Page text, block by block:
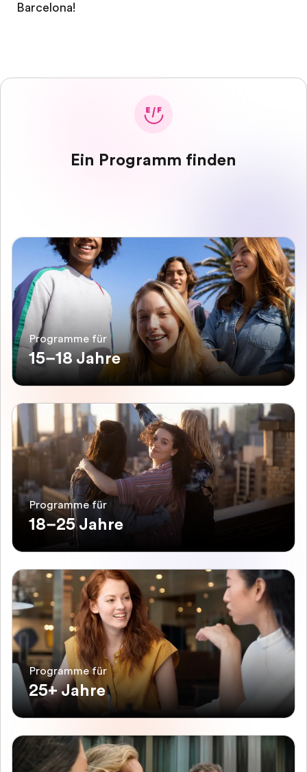
Barcelona!
Ein Programm finden
Programme für
15–18 Jahre
Programme für
18–25 Jahre
Programme für
25+ Jahre